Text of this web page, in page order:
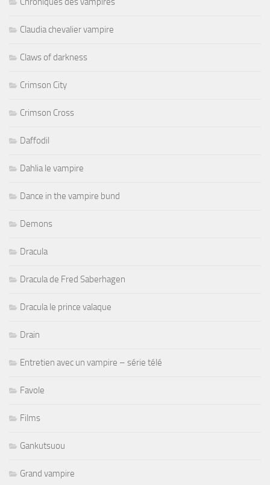
Claudia chevalier vampire
Claws of darkness
Crimson City
Crimson Cross
Daffodil
Dahlia le vampire
Dance in the vampire bund
Demons
Dracula
Dracula de Fred Saberhagen
Dracula le prince valaque
Drain
Entretien avec un vampire – série télé
Favole
Films
Gankutsuou
Grand vampire